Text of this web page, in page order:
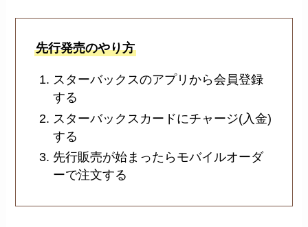
先行発売のやり方
スターバックスのアプリから会員登録
する
スターバックスカードにチャージ(入金)
する
先行販売が始まったらモバイルオーダ
ーで注文する